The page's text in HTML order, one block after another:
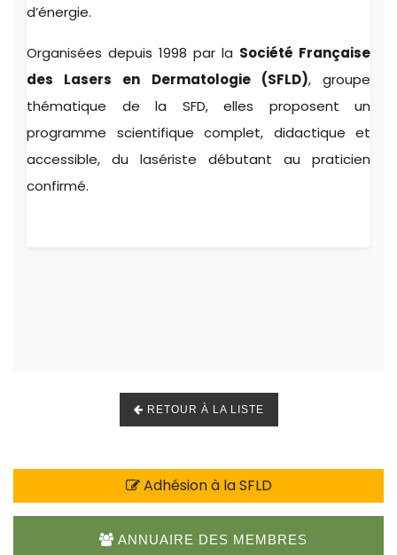
d’énergie.
Organisées depuis 1998 par la Société Française
des Lasers en Dermatologie (SFLD), groupe
thématique de la SFD, elles proposent un
programme scientifique complet, didactique et
accessible, du lasériste débutant au praticien
confirmé.
RETOUR À LA LISTE
Adhésion à la SFLD
ANNUAIRE DES MEMBRES